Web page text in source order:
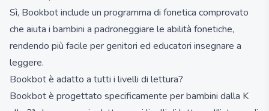
Sì, Bookbot include un programma di fonetica comprovato
che aiuta i bambini a padroneggiare le abilità fonetiche,
rendendo più facile per genitori ed educatori insegnare a
leggere.
Bookbot è adatto a tutti i livelli di lettura?
Bookbot è progettato specificamente per bambini dalla K